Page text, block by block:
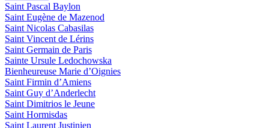
Saint Pascal Baylon
Saint Eugène de Mazenod
Saint Nicolas Cabasilas
Saint Vincent de Lérins
Saint Germain de Paris
Sainte Ursule Ledochowska
Bienheureuse Marie d’Oignies
Saint Firmin d’Amiens
Saint Guy d’Anderlecht
Saint Dimitrios le Jeune
Saint Hormisdas
Saint Laurent Justinien